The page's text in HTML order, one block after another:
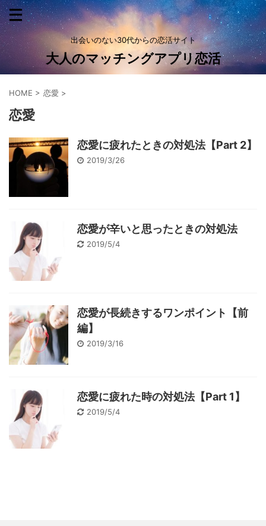
出会いのない30代からの恋活サイト
大人のマッチングアプリ恋活
HOME > 恋愛 >
恋愛
恋愛に疲れたときの対処法【Part 2】
2019/3/26
恋愛が辛いと思ったときの対処法
2019/5/4
恋愛が長続きするワンポイント【前
編】
2019/3/16
恋愛に疲れた時の対処法【Part 1】
2019/5/4